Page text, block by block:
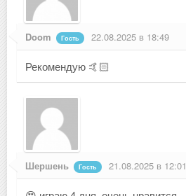
Doom Гость 22.08.2025 в 18:49
Рекомендую 🤙🏻
Шершень Гость 21.08.2025 в 12:01